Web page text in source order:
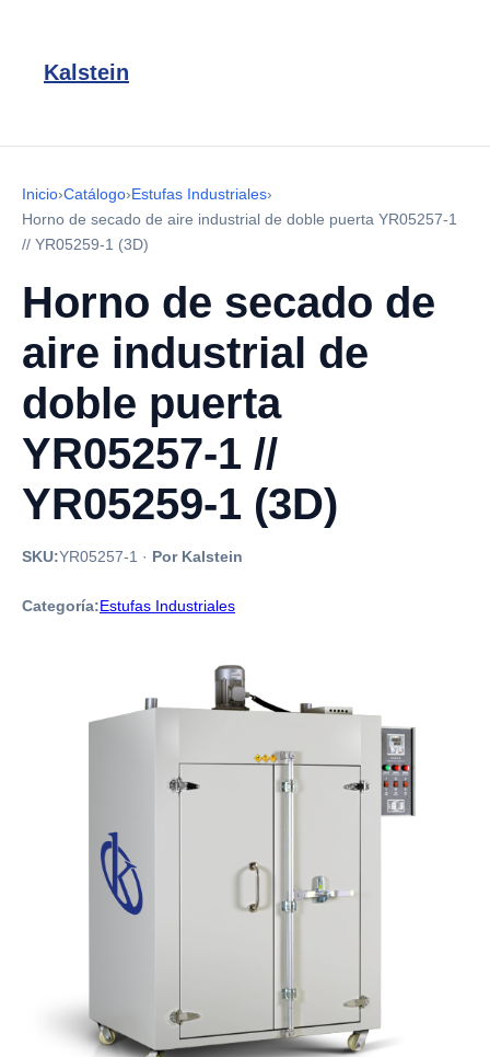
Kalstein
Inicio›Catálogo›Estufas Industriales›
Horno de secado de aire industrial de doble puerta YR05257-1
// YR05259-1 (3D)
Horno de secado de
aire industrial de
doble puerta
YR05257-1 //
YR05259-1 (3D)
SKU:YR05257-1 · Por Kalstein
Categoría:Estufas Industriales